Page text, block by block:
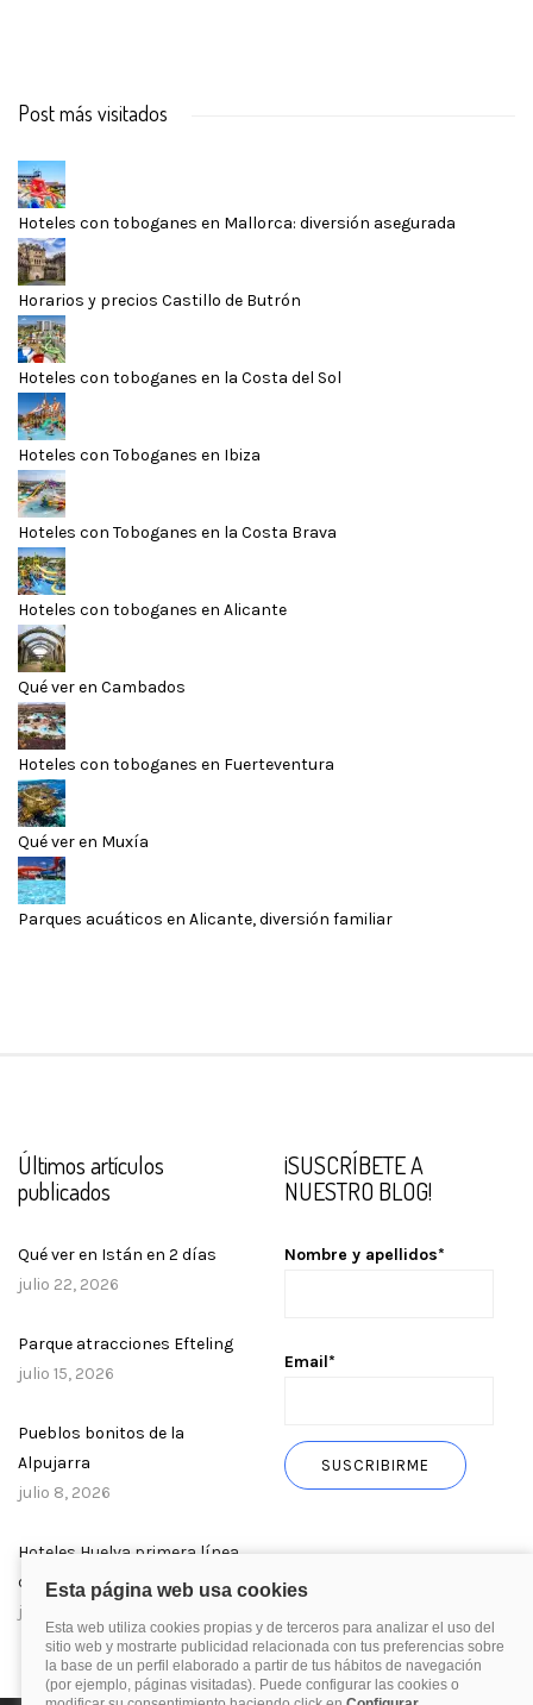
Post más visitados
Hoteles con toboganes en Mallorca: diversión asegurada
Horarios y precios Castillo de Butrón
Hoteles con toboganes en la Costa del Sol
Hoteles con Toboganes en Ibiza
Hoteles con Toboganes en la Costa Brava
Hoteles con toboganes en Alicante
Qué ver en Cambados
Hoteles con toboganes en Fuerteventura
Qué ver en Muxía
Parques acuáticos en Alicante, diversión familiar
Últimos artículos
publicados
Qué ver en Istán en 2 días
julio 22, 2026
Parque atracciones Efteling
julio 15, 2026
Pueblos bonitos de la
Alpujarra
julio 8, 2026
Hoteles Huelva primera línea
de playa
julio 1, 2026
¡SUSCRÍBETE A
NUESTRO BLOG!
Nombre y apellidos*
Email*